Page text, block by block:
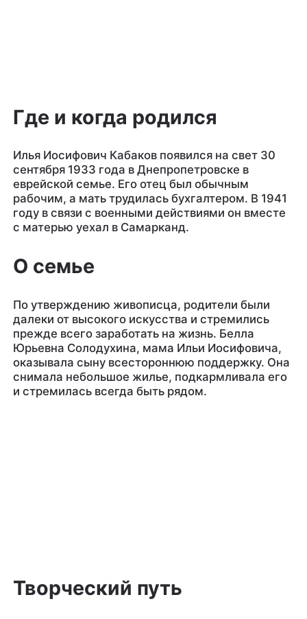
Где и когда родился
Илья Иосифович Кабаков появился на свет 30
сентября 1933 года в Днепропетровске в
еврейской семье. Его отец был обычным
рабочим, а мать трудилась бухгалтером. В 1941
году в связи с военными действиями он вместе
с матерью уехал в Самарканд.
О семье
По утверждению живописца, родители были
далеки от высокого искусства и стремились
прежде всего заработать на жизнь. Белла
Юрьевна Солодухина, мама Ильи Иосифовича,
оказывала сыну всестороннюю поддержку. Она
снимала небольшое жилье, подкармливала его
и стремилась всегда быть рядом.
Творческий путь